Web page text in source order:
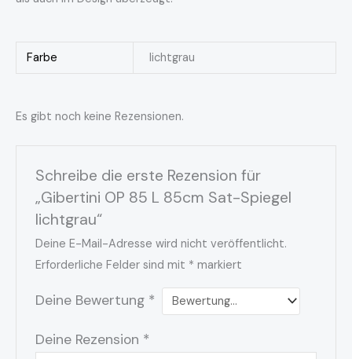
Farbe lichtgrau
Es gibt noch keine Rezensionen.
Schreibe die erste Rezension für
„Gibertini OP 85 L 85cm Sat-Spiegel
lichtgrau“
Deine E-Mail-Adresse wird nicht veröffentlicht.
Erforderliche Felder sind mit * markiert
Deine Bewertung *
Deine Rezension *